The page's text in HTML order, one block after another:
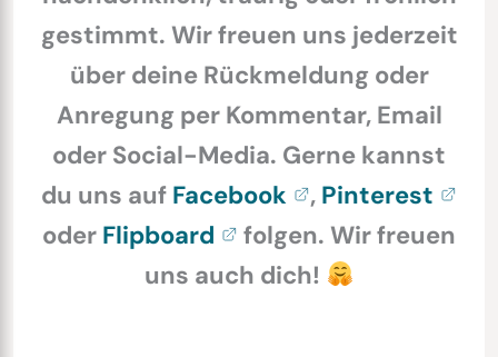
gestimmt. Wir freuen uns jederzeit
über deine Rückmeldung oder
Anregung per Kommentar, Email
oder Social-Media. Gerne kannst
du uns auf Facebook , Pinterest
oder Flipboard
folgen. Wir freuen
uns auch dich!